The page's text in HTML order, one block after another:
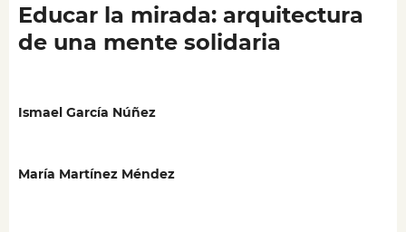
Educar la mirada: arquitectura
de una mente solidaria
Ismael García Núñez
María Martínez Méndez